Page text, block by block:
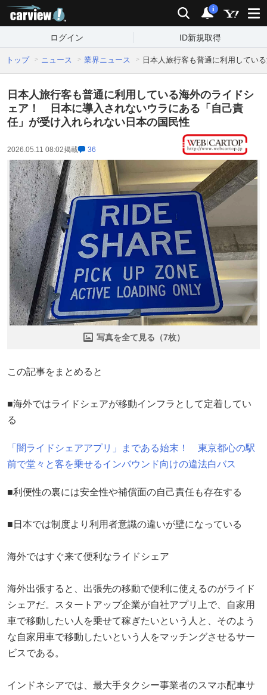
検索 通知
i
ログイン ID新規取得
トップ ニュース 業界ニュース 日本人旅行客も普通に利用してい
日本人旅行客も普通に利用している海外のライドシ
ェア！ 日本に導入されないウラにある「自己責
任」が受け入れられない日本の国民性
2026.05.11 08:02掲載 36
写真を全て見る（7枚）
この記事をまとめると
■海外ではライドシェアが移動インフラとして定着してい
る
「闇ライドシェアアプリ」まである始末！ 東京都心の駅
前で堂々と客を乗せるインバウンド向けの違法白バス
■利便性の裏には安全性や補償面の自己責任も存在する
■日本では制度より利用者意識の違いが壁になっている
海外ではすぐ来て便利なライドシェア
海外出張すると、出張先の移動で便利に使えるのがライド
シェアだ。スタートアップ企業が自社アプリ上で、自家用
車で移動したい人を乗せて稼ぎたいという人と、そのよう
な自家用車で移動したいという人をマッチングさせるサー
ビスである。
インドネシアでは、最大手タクシー事業者のスマホ配車サ